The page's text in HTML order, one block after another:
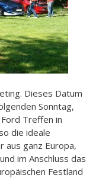
Dieses Datum
Sonntag,
Treffen in
die ideale
aus ganz Europa,
im Anschluss das
Festland